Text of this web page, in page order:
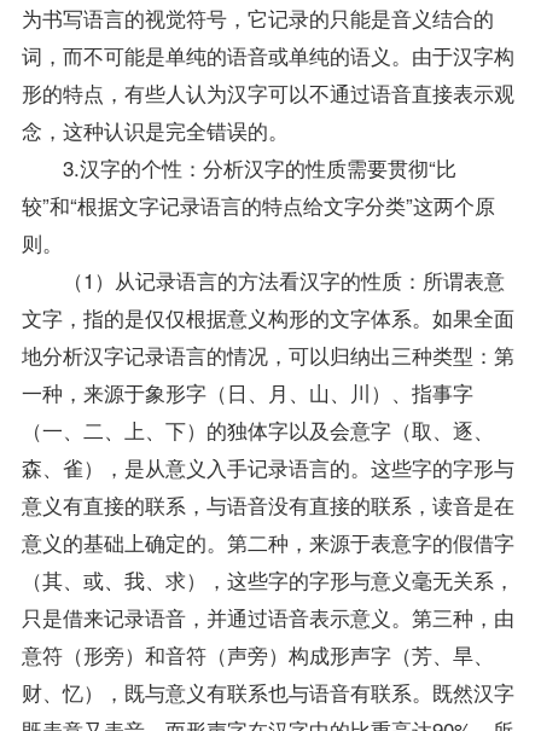
为书写语言的视觉符号，它记录的只能是音义结合的
词，而不可能是单纯的语音或单纯的语义。由于汉字构
形的特点，有些人认为汉字可以不通过语音直接表示观
念，这种认识是完全错误的。
3.汉字的个性：分析汉字的性质需要贯彻“比
较”和“根据文字记录语言的特点给文字分类”这两个原
则。
（1）从记录语言的方法看汉字的性质：所谓表意
文字，指的是仅仅根据意义构形的文字体系。如果全面
地分析汉字记录语言的情况，可以归纳出三种类型：第
一种，来源于象形字（日、月、山、川）、指事字
（一、二、上、下）的独体字以及会意字（取、逐、
森、雀），是从意义入手记录语言的。这些字的字形与
意义有直接的联系，与语音没有直接的联系，读音是在
意义的基础上确定的。第二种，来源于表意字的假借字
（其、或、我、求），这些字的字形与意义毫无关系，
只是借来记录语音，并通过语音表示意义。第三种，由
意符（形旁）和音符（声旁）构成形声字（芳、旱、
财、忆），既与意义有联系也与语音有联系。既然汉字